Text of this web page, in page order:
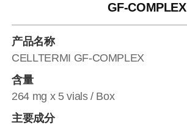
GF-COMPLEX
产品名称
CELLTERMI GF-COMPLEX
含量
264 mg x 5 vials / Box
主要成分